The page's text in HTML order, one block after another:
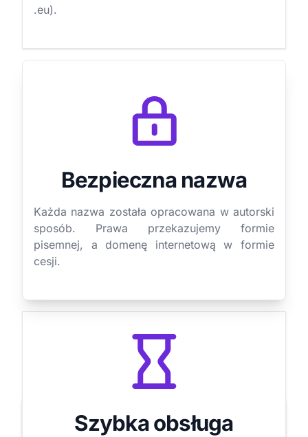
.eu).
Bezpieczna nazwa
Każda nazwa została opracowana w autorski
sposób. Prawa przekazujemy formie
pisemnej, a domenę internetową w formie
cesji.
Szybka obsługa